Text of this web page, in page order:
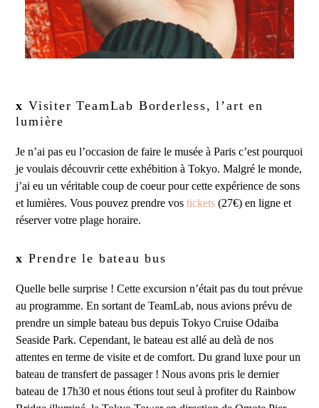
x Visiter TeamLab Borderless, l’art en
lumière
Je n’ai pas eu l’occasion de faire le musée à Paris c’est pourquoi
je voulais découvrir cette exhébition à Tokyo. Malgré le monde,
j’ai eu un véritable coup de coeur pour cette expérience de sons
et lumières. Vous pouvez prendre vostickets (27€) en ligne et
réserver votre plage horaire.
x Prendre le bateau bus
Quelle belle surprise ! Cette excursion n’était pas du tout prévue
au programme. En sortant de TeamLab, nous avions prévu de
prendre un simple bateau bus depuis Tokyo Cruise Odaiba
Seaside Park. Cependant, le bateau est allé au delà de nos
attentes en terme de visite et de comfort. Du grand luxe pour un
bateau de transfert de passager ! Nous avons pris le dernier
bateau de 17h30 et nous étions tout seul à profiter du Rainbow